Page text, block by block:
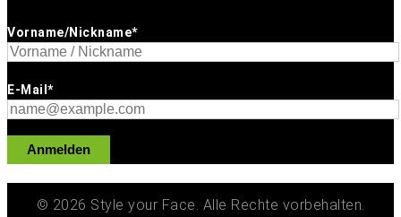
Vorname/Nickname*
E-Mail*
Anmelden
© 2026 Style your Face. Alle Rechte vorbehalten.